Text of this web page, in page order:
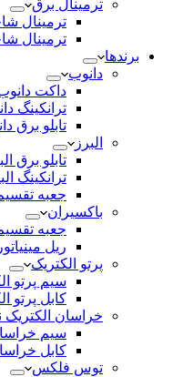
ترمینال برق
ترمینال
ترمینال
برندها
دانوب
داکت
ترانکینگ
تابلو برق
البرز
تابلو برق
ترانکینگ
جعبه تقسیم
باکسیران
جعبه
ریل
پرتو الکتریک
سیم پرتو
کابل پرتو
خراسان الکتریک
سیم
کابل
توس فلکس